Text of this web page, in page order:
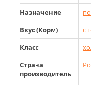
Назначение
Вкус (Корм)
с
Класс
Страна
производитель